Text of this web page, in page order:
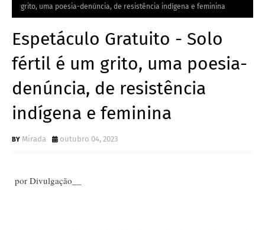
grito, uma poesia-denúncia, de resistência indígena e feminina
Espetáculo Gratuito - Solo
fértil é um grito, uma poesia-
denúncia, de resistência
indígena e feminina
Mirada outubro 04, 2023
por Divulgação__